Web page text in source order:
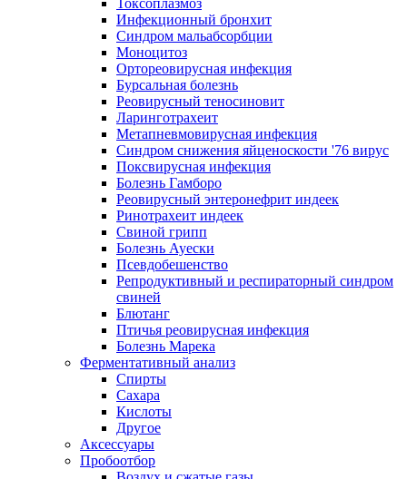
Токсоплазмоз
Инфекционный бронхит
Синдром мальабсорбции
Моноцитоз
Ортореовирусная инфекция
Бурсальная болезнь
Реовирусный теносиновит
Ларинготрахеит
Метапневмовирусная инфекция
Синдром снижения яйценоскости '76 вирус
Поксвирусная инфекция
Болезнь Гамборо
Реовирусный энтеронефрит индеек
Ринотрахеит индеек
Свиной грипп
Болезнь Ауески
Псевдобешенство
Репродуктивный и респираторный синдром
свиней
Блютанг
Птичья реовирусная инфекция
Болезнь Марека
Ферментативный анализ
Спирты
Сахара
Кислоты
Другое
Аксессуары
Пробоотбор